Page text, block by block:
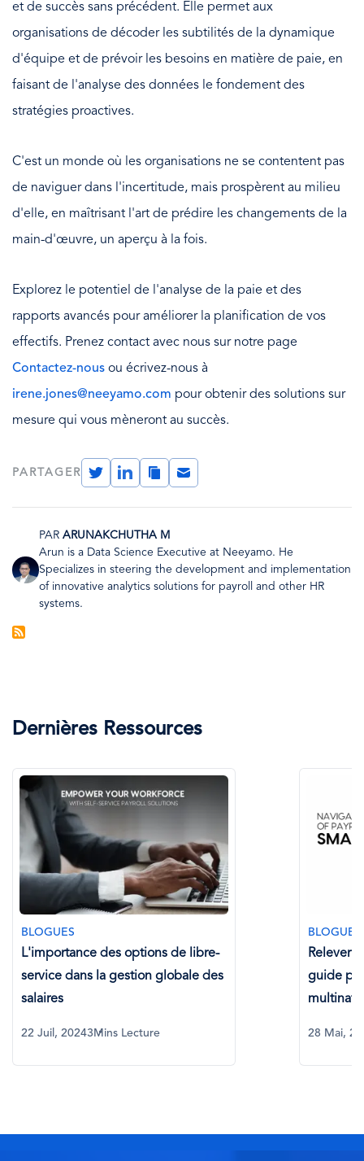
et de succès sans précédent. Elle permet aux
organisations de décoder les subtilités de la dynamique
d'équipe et de prévoir les besoins en matière de paie, en
faisant de l'analyse des données le fondement des
stratégies proactives.
C'est un monde où les organisations ne se contentent pas
de naviguer dans l'incertitude, mais prospèrent au milieu
d'elle, en maîtrisant l'art de prédire les changements de la
main-d'œuvre, un aperçu à la fois.
Explorez le potentiel de l'analyse de la paie et des
rapports avancés pour améliorer la planification de vos
effectifs. Prenez contact avec nous sur notre page
Contactez-nous ou écrivez-nous à
irene.jones@neeyamo.com pour obtenir des solutions sur
mesure qui vous mèneront au succès.
PARTAGER
TwitterLinkedInCopy
Link
Email
Image
PARARUNAKCHUTHA M
Arun is a Data Science Executive at Neeyamo. He
Specializes in steering the development and implementation
of innovative analytics solutions for payroll and other HR
systems.
Dernières Ressources
BLOGUES
L'importance des options de libre-
service dans la gestion globale des
salaires
22 Juil, 20243Mins Lecture
BLOGUES
Relever
guide
28 Mai,